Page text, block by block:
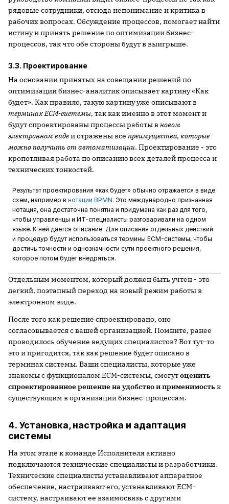
рядовые сотрудники, отсюда непонимание и критика в
рабочих вопросах. Обсуждение процессов, помогает найти
истину и принять решение по оптимизации бизнес-
процессов, так что обе стороны будут в выигрыше.
3.3. Проектирование
На основании принятых на совещании решений по
оптимизации бизнес-аналитик описывает картину «Как
будет». Как правило, такую картину уже описывают в
терминахECM-системы, так как именно в этот момент и
будут спроектированы процессы работы в новом
электронном видеи отражены все преимущества, которые
можно получить от автоматизации. Проектирование - это
кропотливая работа по описанию всех деталей процесса и
технических тонкостей.
Результат проектирования «как будет» обычно отражается в виде
схем, например в нотации BPMN. Это международно признанная
нотация, она достаточна понятна и придумана как раз для того,
чтобы управленцы и ИТ-специалисты разговаривали на одном
языке. К ней даётся описание. Для описания отдельных действий
и процедур будут использоваться термины ECM-системы, чтобы
достичь точности и однозначности сути проектного решения,
которое потом будет внедряться.
Отдельным моментом, который должен быть учтен - это
легкий, поэтапный переход на новый режим работы в
электронном виде.
После того как решение спроектировано, оно
согласовывается с вашей организацией. Помните, ранее
проводилось обучение ведущих специалистов? Вот тут-то
это и пригодится, так как решение будет описано в
терминах системы. Ваши специалисты, которые уже
знакомы с функционалом ECM-системы, смогутоценить
спроектированное решение наудобство и применимостьк
существующим в организации бизнес-процессам.
4. Установка, настройка и адаптация
системы
На этом этапе к команде Исполнителя активно
подключаются технические специалисты и разработчики.
Технические специалисты устанавливают аппаратное
обеспечение, настраивают его, устанавливают ECM-
систему, настраивают ее взаимосвязь с другими